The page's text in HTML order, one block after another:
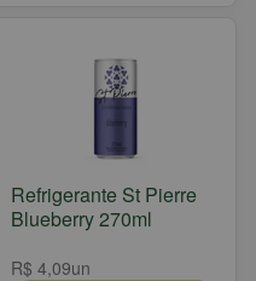
Refrigerante St Pierre
Blueberry 270ml
R$ 4,09un